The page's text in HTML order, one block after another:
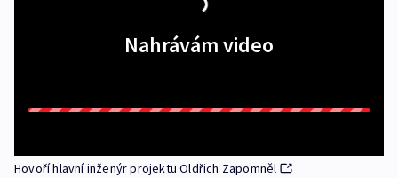
Nahrávám video
Hovoří hlavní inženýr projektu Oldřich Zapomněl